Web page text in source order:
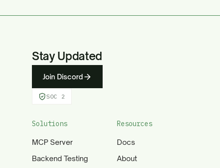
Stay Updated
Join Discord
SOC 2
Solutions
MCP Server
Backend Testing
Resources
Docs
About